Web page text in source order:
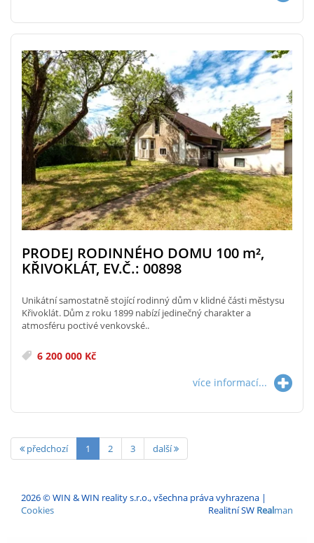
PRODEJ RODINNÉHO DOMU 100 m²,
KŘIVOKLÁT, EV.Č.: 00898
Unikátní samostatně stojící rodinný dům v klidné části městysu
Křivoklát. Dům z roku 1899 nabízí jedinečný charakter a
atmosféru poctivé venkovské..
6 200 000 Kč
více informací...
předchozí 1 2 3 další
2026 © WIN & WIN reality s.r.o., všechna práva vyhrazena |
Cookies
Realitní SW Realman